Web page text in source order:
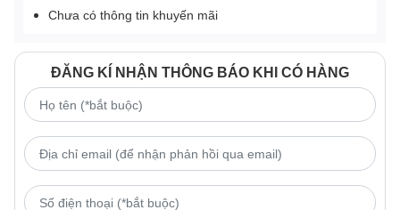
Chưa có thông tin khuyến mãi
ĐĂNG KÍ NHẬN THÔNG BÁO KHI CÓ HÀNG